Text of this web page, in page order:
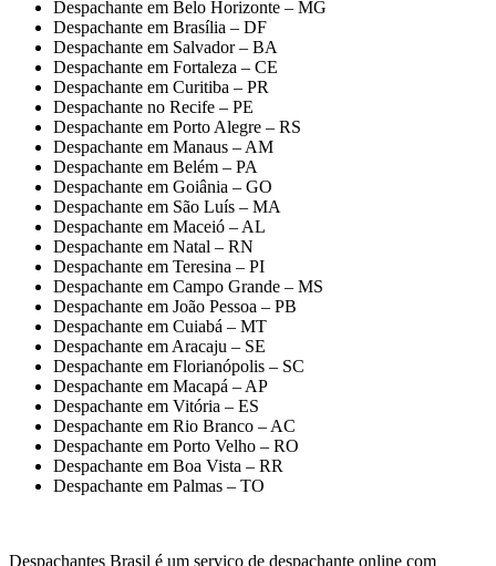
Despachante em Belo Horizonte – MG
Despachante em Brasília – DF
Despachante em Salvador – BA
Despachante em Fortaleza – CE
Despachante em Curitiba – PR
Despachante no Recife – PE
Despachante em Porto Alegre – RS
Despachante em Manaus – AM
Despachante em Belém – PA
Despachante em Goiânia – GO
Despachante em São Luís – MA
Despachante em Maceió – AL
Despachante em Natal – RN
Despachante em Teresina – PI
Despachante em Campo Grande – MS
Despachante em João Pessoa – PB
Despachante em Cuiabá – MT
Despachante em Aracaju – SE
Despachante em Florianópolis – SC
Despachante em Macapá – AP
Despachante em Vitória – ES
Despachante em Rio Branco – AC
Despachante em Porto Velho – RO
Despachante em Boa Vista – RR
Despachante em Palmas – TO
Despachantes Brasil é um serviço de despachante online com